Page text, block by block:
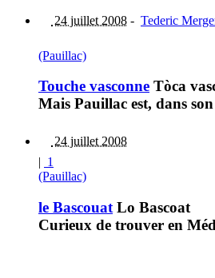
24 juillet 2008 - Tederic
(Pauillac)
Touche vasconne Tòca
Mais Pauillac est, dans
24 juillet 2008
| 1
(Pauillac)
le Bascouat Lo Bascoat
Curieux de trouver en